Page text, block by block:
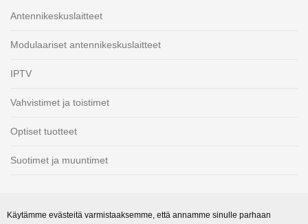
Antennikeskuslaitteet
Modulaariset antennikeskuslaitteet
IPTV
Vahvistimet ja toistimet
Optiset tuotteet
Suotimet ja muuntimet
Sekalaiset
Käytämme evästeitä varmistaaksemme, että annamme sinulle parhaan